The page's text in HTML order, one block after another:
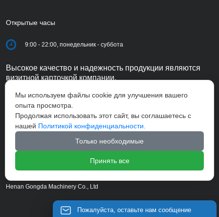
Открытые часы
9:00 - 22:00, понедельник - суббота
Высокое качество и надежность продукции являются
визитной карточкой компании.
Henan Gongda Machinery Co., Ltd
Пожалуйста, оставьте нам сообщение
Мы используем файлы cookie для улучшения вашего
опыта просмотра.
Продолжая использовать этот сайт, вы соглашаетесь с
нашей Политикой конфиденциальности.
Только необходимые
Принять все